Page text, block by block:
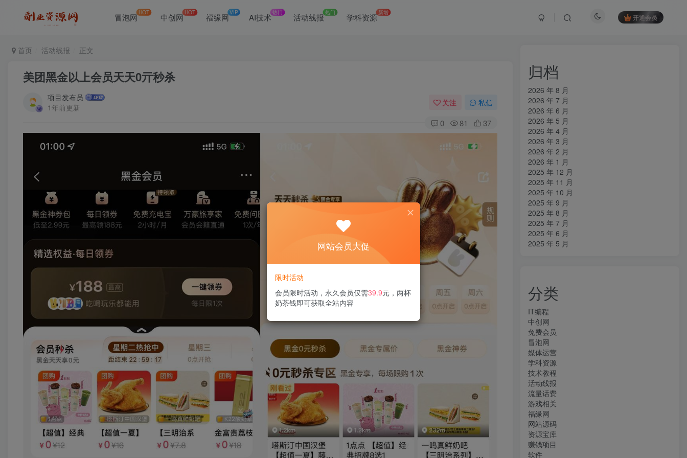
冒泡网 HOT 中创网 HOT 福缘网VIP AI技术热门 活动线报热门 学科资源 新增
开通会员
首页 活动线报 正文
美团黑金以上会员天天0亓秒杀
项目发布员
1年前更新
关注 私信
0 81 37
归档
2026 年 8 月
2026 年 7 月
2026 年 6 月
2026 年 5 月
2026 年 4 月
2026 年 3 月
2026 年 2 月
2026 年 1 月
2025 年 12 月
2025 年 11 月
2025 年 10 月
2025 年 9 月
2025 年 8 月
2025 年 7 月
2025 年 6 月
2025 年 5 月
分类
IT编程
中创网
免费会员
冒泡网
媒体运营
学科资源
技术教程
活动线报
流量话费
游戏相关
福缘网
网站源码
资源宝库
赚钱项目
软件
网站会员大促
限时活动
会员限时活动，永久会员仅需39.9元，两杯
奶茶钱即可获取全站内容